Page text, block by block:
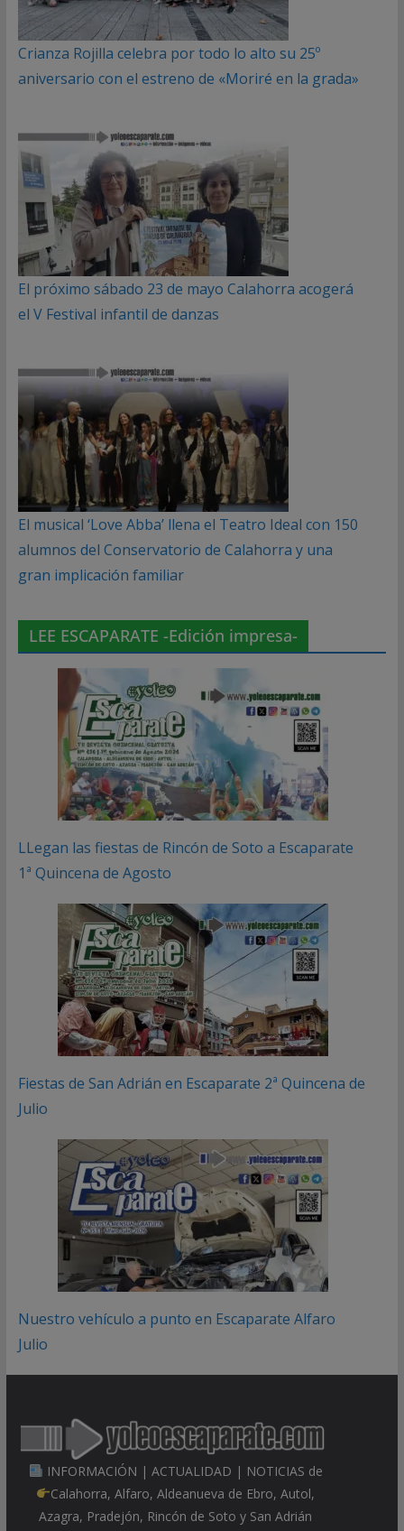
Crianza Rojilla celebra por todo lo alto su 25º
aniversario con el estreno de «Moriré en la grada»
El próximo sábado 23 de mayo Calahorra acogerá
el V Festival infantil de danzas
El musical ‘Love Abba’ llena el Teatro Ideal con 150
alumnos del Conservatorio de Calahorra y una
gran implicación familiar
LEE ESCAPARATE -Edición impresa-
LLegan las fiestas de Rincón de Soto a Escaparate
1ª Quincena de Agosto
Fiestas de San Adrián en Escaparate 2ª Quincena de
Julio
Nuestro vehículo a punto en Escaparate Alfaro
Julio
INFORMACIÓN | ACTUALIDAD | NOTICIAS de
Calahorra, Alfaro, Aldeanueva de Ebro, Autol,
Azagra, Pradejón, Rincón de Soto y San Adrián